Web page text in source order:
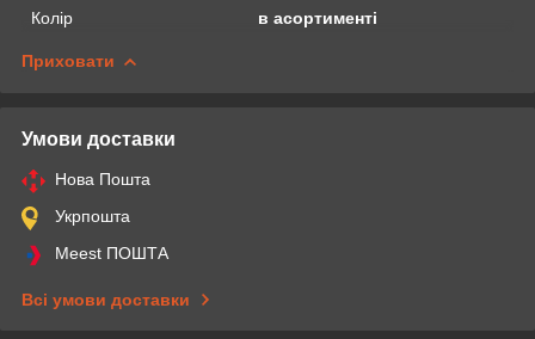
Колір
в асортименті
Приховати
Умови доставки
Нова Пошта
Укрпошта
Meest ПОШТА
Всі умови доставки